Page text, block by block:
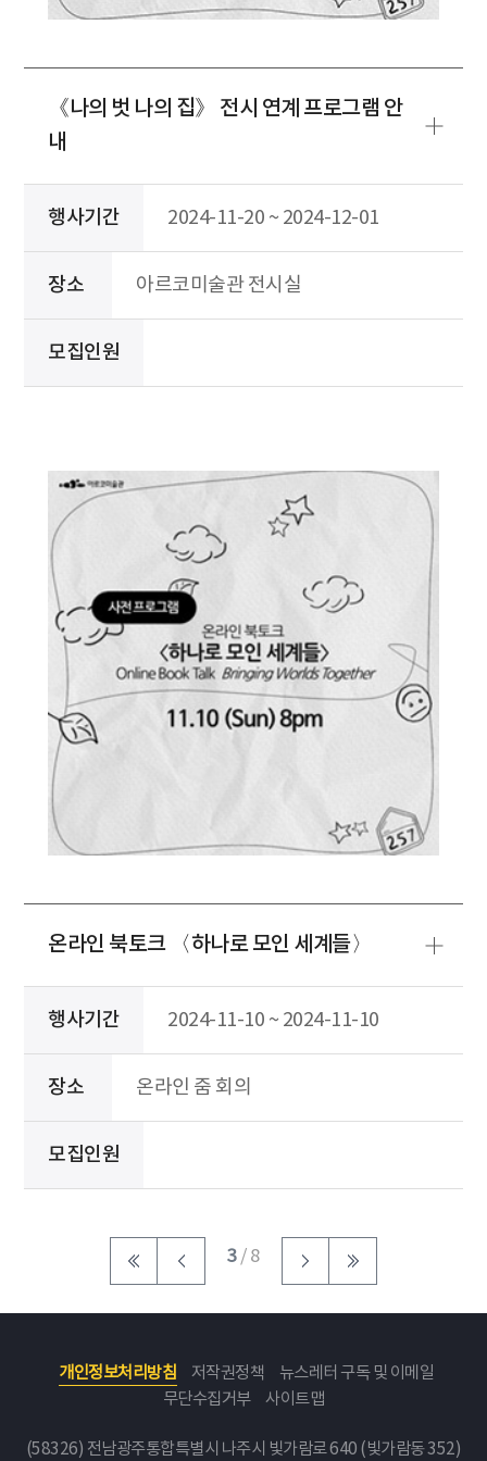
《나의 벗 나의 집》 전시 연계 프로그램 안
내
행사기간 2024-11-20 ~ 2024-12-01
장소 아르코미술관 전시실
모집인원
온라인 북토크 〈하나로 모인 세계들〉
행사기간 2024-11-10 ~ 2024-11-10
장소 온라인 줌 회의
모집인원
3/ 8
개인정보처리방침 저작권정책
뉴스레터 구독 및 이메일
무단수집거부
사이트맵
(58326) 전남광주통합특별시 나주시 빛가람로 640 (빛가람동 352)